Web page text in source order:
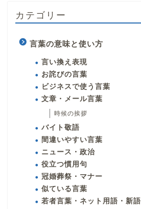
カテゴリー
言葉の意味と使い方
言い換え表現
お詫びの言葉
ビジネスで使う言葉
文章・メール言葉
時候の挨拶
バイト敬語
間違いやすい言葉
ニュース・政治
役立つ慣用句
冠婚葬祭・マナー
似ている言葉
若者言葉・ネット用語・新語